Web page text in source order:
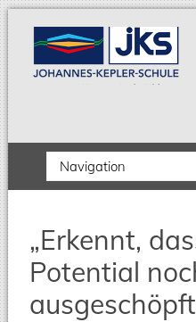
Zielseite
„Erkennt,
Potential